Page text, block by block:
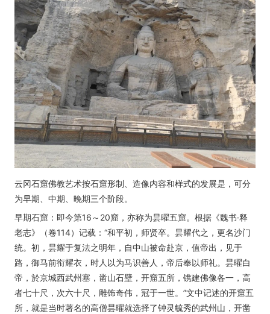
云冈石窟佛教艺术按石窟形制、造像内容和样式的发展是，可分
为早期、中期、晚期三个阶段。
早期石窟：即今第16～20窟，亦称为昙曜五窟。根据《魏书·释
老志》（卷114）记载：“和平初，师贤卒。昙耀代之，更名沙门
统。初，昙耀于复法之明年，自中山被命赴京，值帝出，见于
路，御马前衔耀衣，时人以为马识善人，帝后奉以师礼。昙曜白
帝，於京城西武州塞，凿山石壁，开窟五所，镌建佛像各一，高
者七十尺，次六十尺，雕饰奇伟，冠于一世。”文中记述的开窟五
所，就是当时著名的高僧昙曜就选择了钟灵毓秀的武州山，开凿